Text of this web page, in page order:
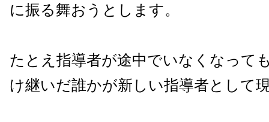
に振る舞おうとします。
たとえ指導者が途中でいなくなって
け継いだ誰かが新しい指導者として